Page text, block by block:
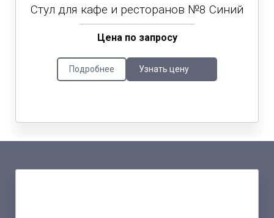
Стул для кафе и ресторанов №8 Синий
Цена по запросу
Подробнее Узнать цену